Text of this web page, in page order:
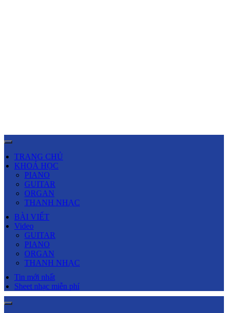
TRANG CHỦ
KHOÁ HỌC
PIANO
GUITAR
ORGAN
THANH NHẠC
BÀI VIẾT
Video
GUITAR
PIANO
ORGAN
THANH NHẠC
Tin mới nhất
Sheet nhạc miễn phí